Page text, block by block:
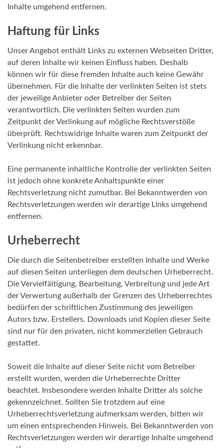
Inhalte umgehend entfernen.
Haftung für Links
Unser Angebot enthält Links zu externen Webseiten Dritter,
auf deren Inhalte wir keinen Einfluss haben. Deshalb
können wir für diese fremden Inhalte auch keine Gewähr
übernehmen. Für die Inhalte der verlinkten Seiten ist stets
der jeweilige Anbieter oder Betreiber der Seiten
verantwortlich. Die verlinkten Seiten wurden zum
Zeitpunkt der Verlinkung auf mögliche Rechtsverstöße
überprüft. Rechtswidrige Inhalte waren zum Zeitpunkt der
Verlinkung nicht erkennbar.
Eine permanente inhaltliche Kontrolle der verlinkten Seiten
ist jedoch ohne konkrete Anhaltspunkte einer
Rechtsverletzung nicht zumutbar. Bei Bekanntwerden von
Rechtsverletzungen werden wir derartige Links umgehend
entfernen.
Urheberrecht
Die durch die Seitenbetreiber erstellten Inhalte und Werke
auf diesen Seiten unterliegen dem deutschen Urheberrecht.
Die Vervielfältigung, Bearbeitung, Verbreitung und jede Art
der Verwertung außerhalb der Grenzen des Urheberrechtes
bedürfen der schriftlichen Zustimmung des jeweiligen
Autors bzw. Erstellers. Downloads und Kopien dieser Seite
sind nur für den privaten, nicht kommerziellen Gebrauch
gestattet.
Soweit die Inhalte auf dieser Seite nicht vom Betreiber
erstellt wurden, werden die Urheberrechte Dritter
beachtet. Insbesondere werden Inhalte Dritter als solche
gekennzeichnet. Sollten Sie trotzdem auf eine
Urheberrechtsverletzung aufmerksam werden, bitten wir
um einen entsprechenden Hinweis. Bei Bekanntwerden von
Rechtsverletzungen werden wir derartige Inhalte umgehend